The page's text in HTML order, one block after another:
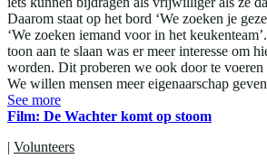
Daarom staat op het bord ‘We zoeken je
‘We zoeken iemand voor in het
toon aan te slaan was er meer interesse om
worden. Dit proberen we ook door te voeren
We willen mensen meer eigenaarschap
See more
Film: De Wachter komt op stoom
| Volunteers